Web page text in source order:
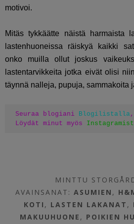
motivoi.
Mitäs tykkäätte näistä harmaista
lastenhuoneissa räiskyä kaikki
onko muilla ollut joskus
lastentarvikkeita jotka eivät olisi
täynnä nalleja, pupuja, sammakoita
Seuraa blogiani Blogilistalla,
Löydät minut myös
MINTTU
AVAINSANAT:ASUMIEN ,
KOTI , LASTEN LAKANAT ,
MAKUUHUONE , POIKIEN